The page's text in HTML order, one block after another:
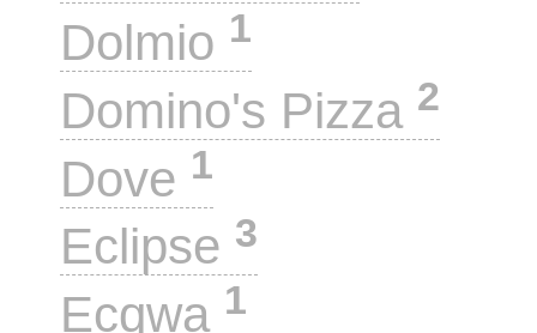
Dolmio 1
Domino's Pizza 2
Dove 1
Eclipse 3
Ecqwa 1